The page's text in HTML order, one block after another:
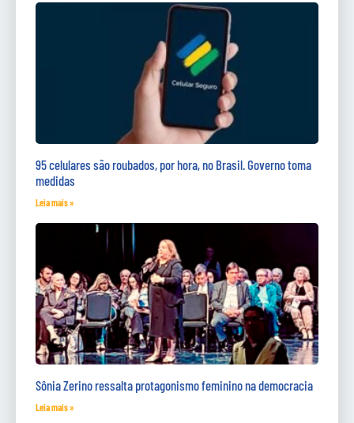
95 celulares são roubados, por hora, no Brasil. Governo toma
medidas
Leia mais »
Sônia Zerino ressalta protagonismo feminino na democracia
Leia mais »